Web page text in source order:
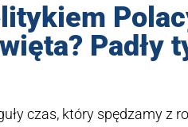
Padły
czas, który spędzamy z